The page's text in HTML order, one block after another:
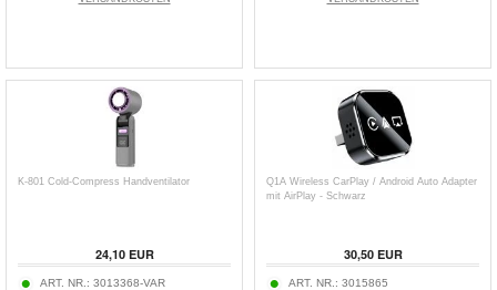
K-801 Cold-Compress Handventilator
24,10EUR
ART. NR.: 3013368-VAR
Q1A Wireless CarPlay / Android Auto Adapter
mit AirPlay - Schwarz
30,50EUR
ART. NR.: 3015865